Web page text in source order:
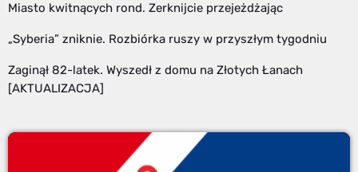
Miasto kwitnących rond. Zerknijcie przejeżdżając
„Syberia” zniknie. Rozbiórka ruszy w przyszłym tygodniu
Zaginął 82-latek. Wyszedł z domu na Złotych Łanach
[AKTUALIZACJA]